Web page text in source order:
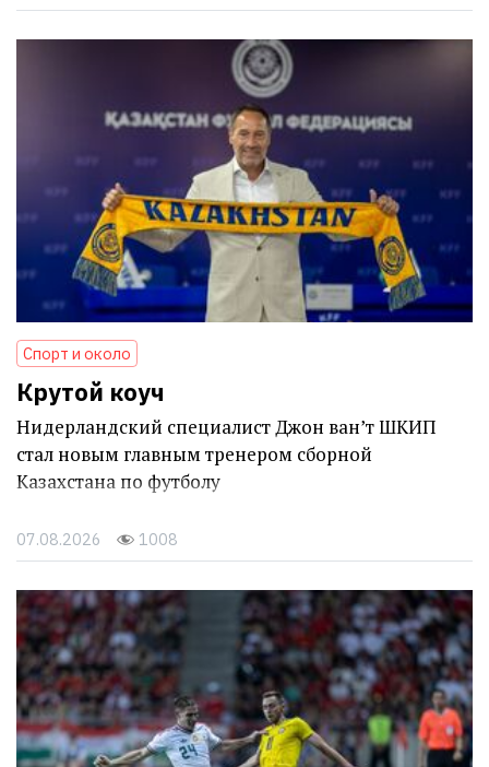
Спорт и около
Крутой коуч
Нидерландский специалист Джон ван’т ШКИП
стал новым главным тренером сборной
Казахстана по футболу
07.08.2026 1008